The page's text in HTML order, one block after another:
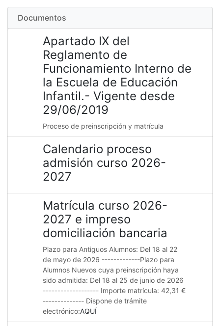
Documentos
Apartado IX del
Reglamento de
Funcionamiento Interno de
la Escuela de Educación
Infantil.- Vigente desde
29/06/2019
Proceso de preinscripción y matrícula
Calendario proceso
admisión curso 2026-
2027
Matrícula curso 2026-
2027 e impreso
domiciliación bancaria
Plazo para Antiguos Alumnos: Del 18 al 22
de mayo de 2026 -------------Plazo para
Alumnos Nuevos cuya preinscripción haya
sido admitida: Del 18 al 25 de junio de 2026
------------------- Importe matrícula: 42,31 €
-------------- Dispone de trámite
electrónico:AQUÍ